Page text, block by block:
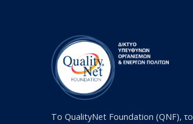
Το QualityNet Foundation (QNF), το